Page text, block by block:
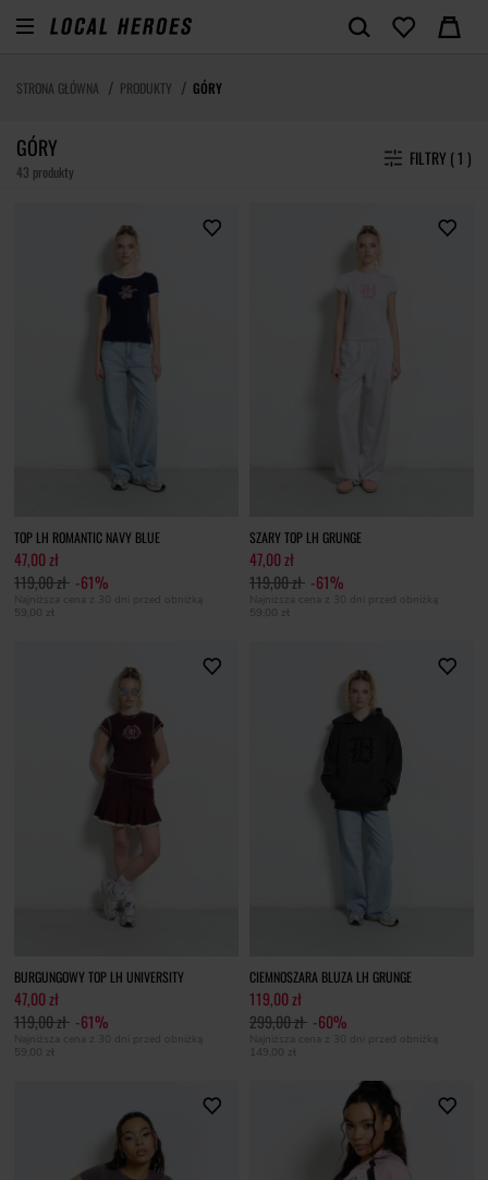
STRONA GŁÓWNA PRODUKTY GÓRY
GÓRY
43 produkty
FILTRY ( 1 )
TOP LH ROMANTIC NAVY BLUE
47,00 zł
119,00 zł -61%
Najniższa cena z 30 dni przed obniżką
59,00 zł
SZARY TOP LH GRUNGE
47,00 zł
119,00 zł -61%
Najniższa cena z 30 dni przed obniżką
59,00 zł
BURGUNGOWY TOP LH UNIVERSITY
47,00 zł
119,00 zł -61%
Najniższa cena z 30 dni przed obniżką
59,00 zł
CIEMNOSZARA BLUZA LH GRUNGE
119,00 zł
299,00 zł -60%
Najniższa cena z 30 dni przed obniżką
149,00 zł